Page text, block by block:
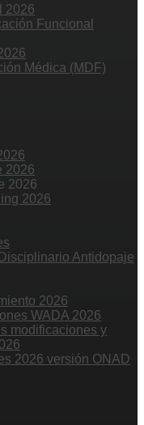
2026
Funcional
Médica (MDF)
2026
2026
2026
Antidopaje
2026
WADA 2026
modificaciones y
2026 versión ONAD